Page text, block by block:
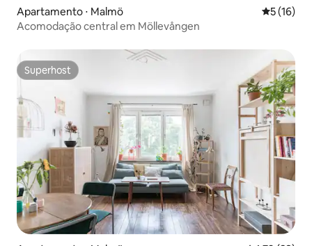
Apartamento ⋅ Malmö 5 de uma
5 (16)
Acomodação central em Möllevången
Superhost
Superhost